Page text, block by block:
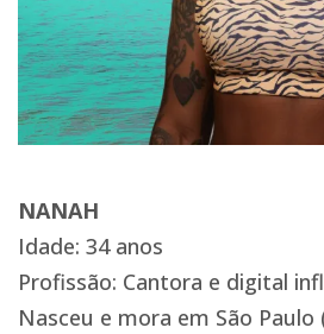
NANAH
Idade: 34 anos
Profissão: Cantora e digital
Nasceu e mora em São Paulo